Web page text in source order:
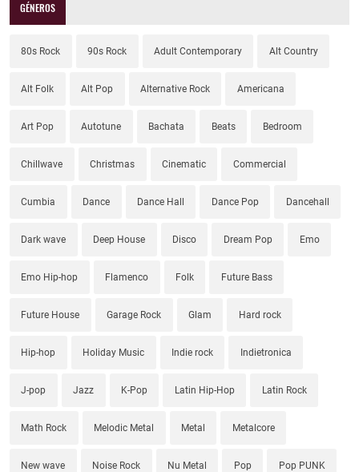
GÉNEROS
80s Rock 90s Rock Adult Contemporary Alt Country
Alt Folk Alt Pop Alternative Rock Americana
Art Pop Autotune Bachata Beats Bedroom
Chillwave Christmas Cinematic Commercial
Cumbia Dance Dance Hall Dance Pop Dancehall
Dark wave Deep House Disco Dream Pop Emo
Emo Hip-hop Flamenco Folk Future Bass
Future House Garage Rock Glam Hard rock
Hip-hop Holiday Music Indie rock Indietronica
J-pop Jazz K-Pop Latin Hip-Hop Latin Rock
Math Rock Melodic Metal Metal Metalcore
New wave Noise Rock Nu Metal Pop Pop PUNK